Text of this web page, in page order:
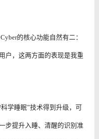
的核心功能自然有二：
户，这两方面的表现是我重
学睡眠”技术得到升级，可
步提升入睡、清醒的识别准